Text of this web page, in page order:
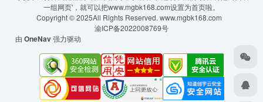
一组网页'，就可以把www.mgbk168.com设置为首页啦。
Copyright © 2025All Rights Reserved. www.mgbk168.com
渝ICP备2022008769号
由 OneNav强力驱动